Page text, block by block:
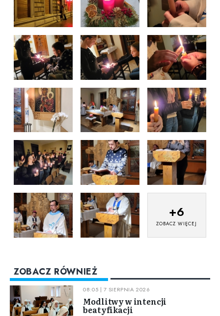
+6
ZOBACZ WIĘCEJ
ZOBACZ RÓWNIEŻ
08:05 | 7 SIERPNIA 2026
Modlitwy w intencji
beatyfikacji